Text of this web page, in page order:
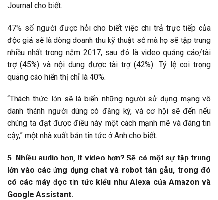
Journal cho biết.
47% số người được hỏi cho biết việc chi trả trực tiếp của
độc giả sẽ là dòng doanh thu kỹ thuật số mà họ sẽ tập trung
nhiều nhất trong năm 2017, sau đó là video quảng cáo/tài
trợ (45%) và nội dung được tài trợ (42%). Tỷ lệ coi trọng
quảng cáo hiển thị chỉ là 40%.
“Thách thức lớn sẽ là biến những người sử dụng mạng vô
danh thành người dùng có đăng ký, và cơ hội sẽ đến nếu
chúng ta đạt được điều này một cách mạnh mẽ và đáng tin
cậy,” một nhà xuất bản tin tức ở Anh cho biết.
5. Nhiều audio hơn, ít video hơn? Sẽ có một sự tập trung
lớn vào các ứng dụng chat và robot tán gẫu, trong đó
có các máy đọc tin tức kiểu như Alexa của Amazon và
Google Assistant.